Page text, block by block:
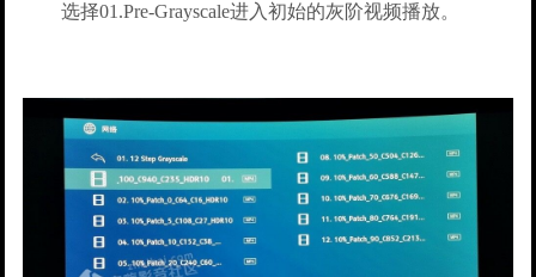
选择01.Pre-Grayscale进入初始的灰阶视频播放。